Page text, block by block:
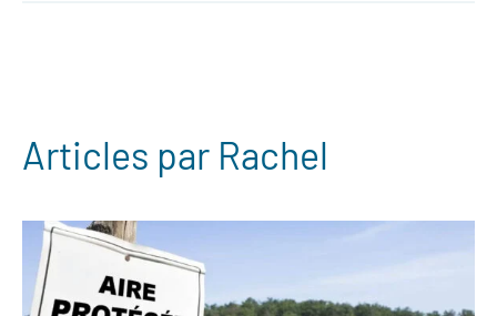
Articles par Rachel